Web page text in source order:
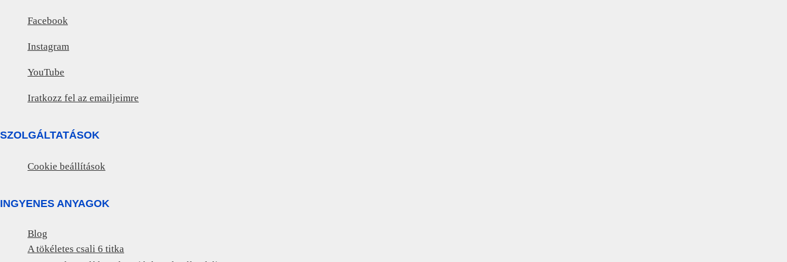
Facebook
Instagram
YouTube
Iratkozz fel az emailjeimre
SZOLGÁLTATÁSOK
Cookie beállítások
INGYENES ANYAGOK
Blog
A tökéletes csali 6 titka